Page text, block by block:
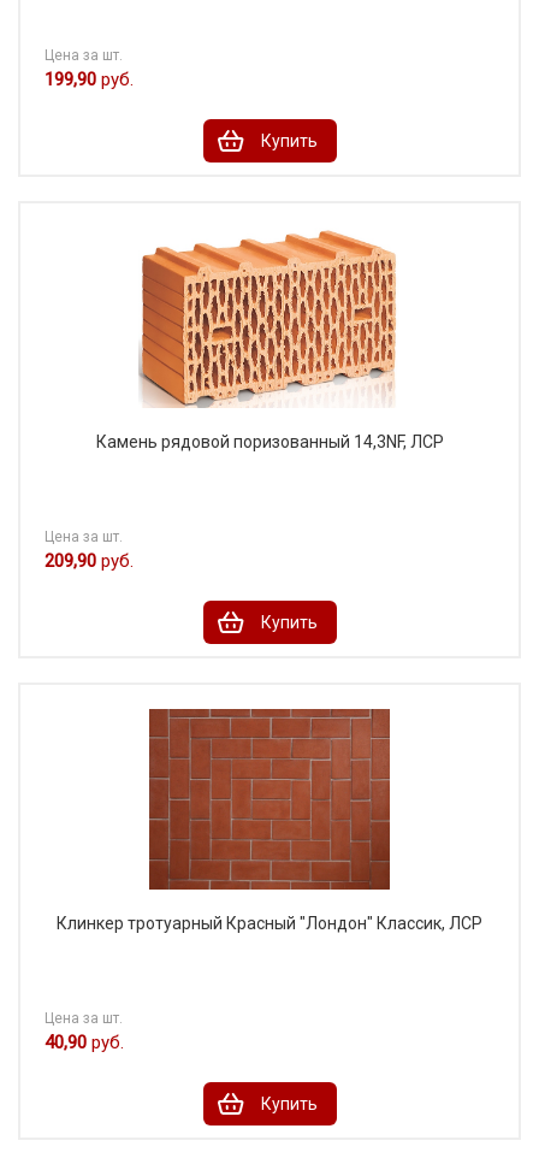
Цена за шт.
199,90 руб.
Купить
Камень рядовой поризованный 14,3NF, ЛСР
Цена за шт.
209,90 руб.
Купить
Клинкер тротуарный Красный "Лондон" Классик, ЛСР
Цена за шт.
40,90 руб.
Купить